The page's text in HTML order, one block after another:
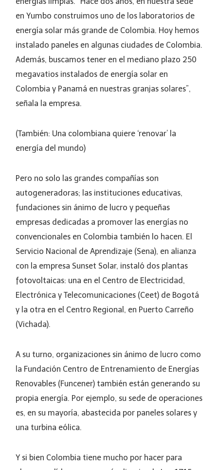
en Yumbo construimos uno de los laboratorios de
energía solar más grande de Colombia. Hoy hemos
instalado paneles en algunas ciudades de Colombia.
Además, buscamos tener en el mediano plazo 250
megavatios instalados de energía solar en
Colombia y Panamá en nuestras granjas solares”,
señala la empresa.
(También: Una colombiana quiere ‘renovar’ la
energía del mundo)
Pero no solo las grandes compañías son
autogeneradoras; las instituciones educativas,
fundaciones sin ánimo de lucro y pequeñas
empresas dedicadas a promover las energías no
convencionales en Colombia también lo hacen. El
Servicio Nacional de Aprendizaje (Sena), en alianza
con la empresa Sunset Solar, instaló dos plantas
fotovoltaicas: una en el Centro de Electricidad,
Electrónica y Telecomunicaciones (Ceet) de Bogotá
y la otra en el Centro Regional, en Puerto Carreño
(Vichada).
A su turno, organizaciones sin ánimo de lucro como
la Fundación Centro de Entrenamiento de Energías
Renovables (Funcener) también están generando su
propia energía. Por ejemplo, su sede de operaciones
es, en su mayoría, abastecida por paneles solares y
una turbina eólica.
Y si bien Colombia tiene mucho por hacer para